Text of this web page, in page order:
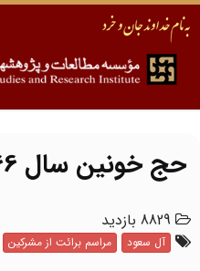
حج خونین سال 66 به روایت تصویر
8829 بازدید
آل سعود مراسم برائت از مشرکین